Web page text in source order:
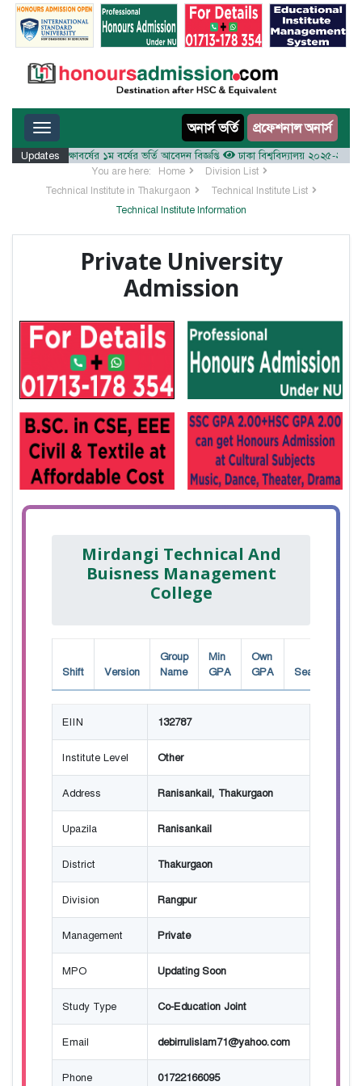
Toggle navigation অনার্স ভর্তি প্রফেশনাল অনার্স
Updates
২০২৫-২৬ শিক্ষাবর্ষের ১ম বর্ষের ভর্তি আবেদন বিজ্ঞপ্তি ঢাকা বিশ্ববিদ্যালয় ২০২৫-২৬
You are here: Home
Division List
Technical Institute in Thakurgaon
Technical Institute List
Technical Institute Information
Private University
Admission
Mirdangi Technical And
Buisness Management
College
Shift Version
Group
Name
Min
GPA
Own
GPA
Seat
EIIN 132787
Institute Level Other
Address Ranisankail, Thakurgaon
Upazila Ranisankail
District Thakurgaon
Division Rangpur
Management Private
MPO Updating Soon
Study Type Co-Education Joint
Email debirrulislam71@yahoo.com
Phone 01722166095